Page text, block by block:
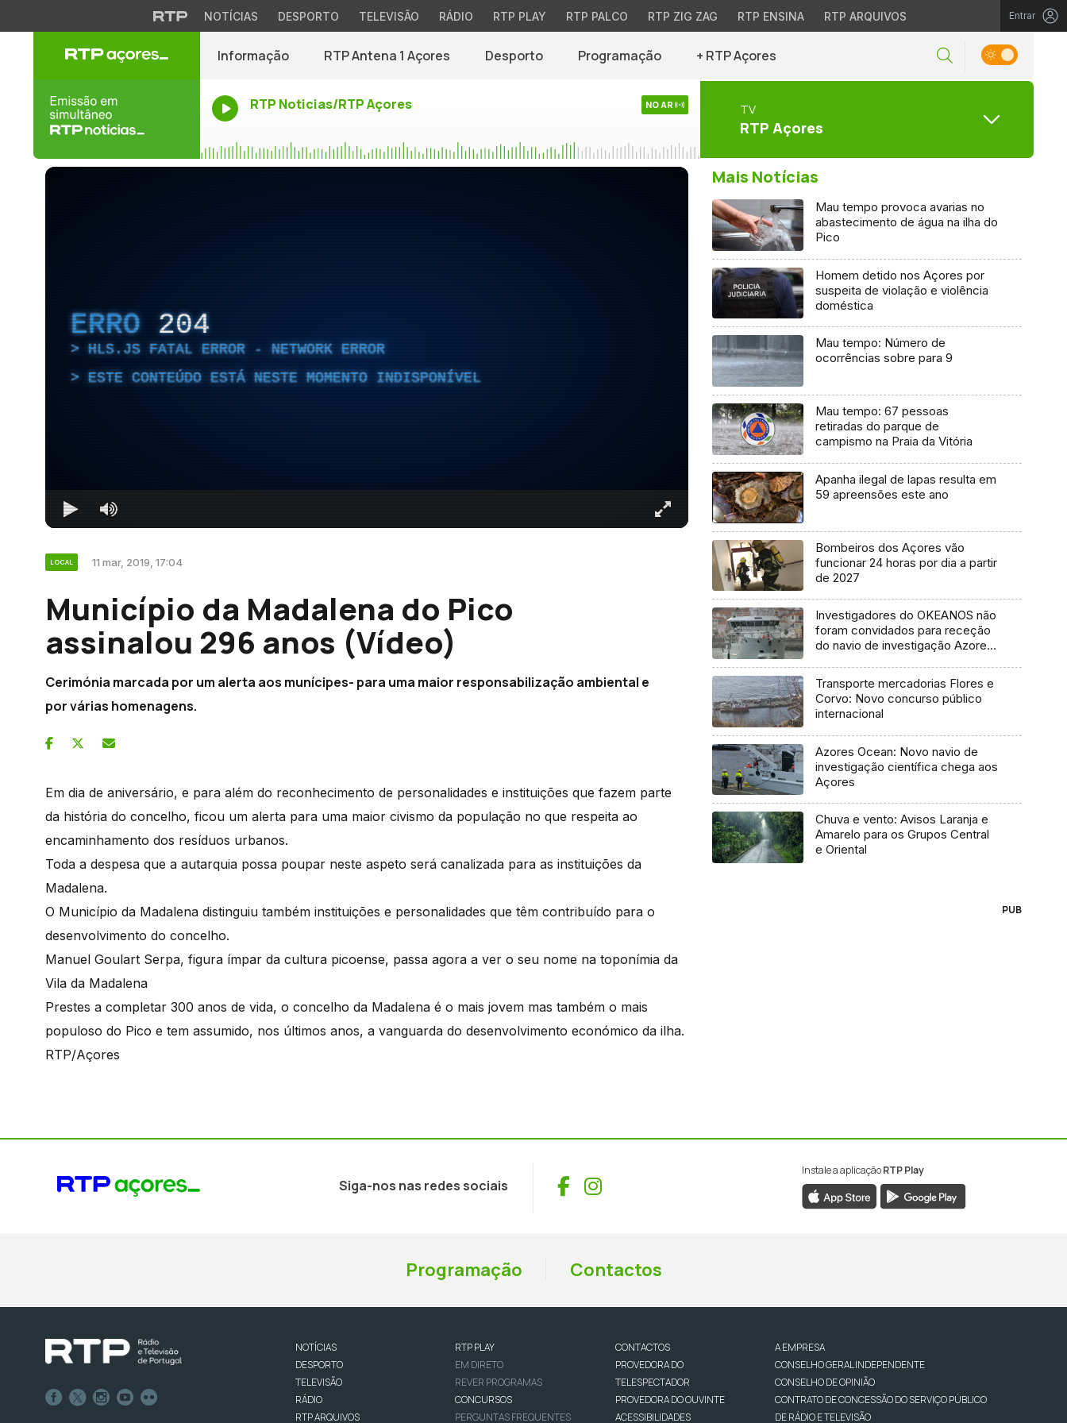
NOTÍCIAS DESPORTO TELEVISÃO RÁDIO RTP PLAY RTP PALCO RTP ZIG ZAG RTP ENSINA RTP ARQUIVOS Entrar
Informação RTP Antena 1 Açores Desporto Programação + RTP Açores
RTP Noticias/RTP Açores NO AR TV
RTP Açores
ERRO 204
HLS.JS FATAL ERROR - NETWORK ERROR
ESTE CONTEÚDO ESTÁ NESTE MOMENTO INDISPONÍVEL
LOCAL 11 mar, 2019, 17:04
Município da Madalena do Pico
assinalou 296 anos (Vídeo)
Cerimónia marcada por um alerta aos munícipes- para uma maior responsabilização ambiental e
por várias homenagens.
Em dia de aniversário, e para além do reconhecimento de personalidades e instituições que fazem parte
da história do concelho, ficou um alerta para uma maior civismo da população no que respeita ao
encaminhamento dos resíduos urbanos.
Toda a despesa que a autarquia possa poupar neste aspeto será canalizada para as instituições da
Madalena.
O Município da Madalena distinguiu também instituições e personalidades que têm contribuído para o
desenvolvimento do concelho.
Manuel Goulart Serpa, figura ímpar da cultura picoense, passa agora a ver o seu nome na toponímia da
Vila da Madalena
Prestes a completar 300 anos de vida, o concelho da Madalena é o mais jovem mas também o mais
populoso do Pico e tem assumido, nos últimos anos, a vanguarda do desenvolvimento económico da ilha.
RTP/Açores
Mais Notícias
Mau tempo provoca avarias no
abastecimento de água na ilha do
Pico
Homem detido nos Açores por
suspeita de violação e violência
doméstica
Mau tempo: Número de
ocorrências sobre para 9
Mau tempo: 67 pessoas
retiradas do parque de
campismo na Praia da Vitória
Apanha ilegal de lapas resulta em
59 apreensões este ano
Bombeiros dos Açores vão
funcionar 24 horas por dia a partir
de 2027
Investigadores do OKEANOS não
foram convidados para receção
do navio de investigação Azores
Transporte mercadorias Flores e
Corvo: Novo concurso público
internacional
Azores Ocean: Novo navio de
investigação científica chega aos
Açores
Chuva e vento: Avisos Laranja e
Amarelo para os Grupos Central
e Oriental
PUB
Siga-nos nas redes sociais Facebook
Instagram
Instale a aplicaçãoRTP Play
Programação Contactos
NOTÍCIAS
DESPORTO
TELEVISÃO
RÁDIO
RTP ARQUIVOS
RTP PLAY
EM DIRETO
REVER PROGRAMAS
CONCURSOS
PERGUNTAS FREQUENTES
CONTACTOS
PROVEDORA DO
TELESPECTADOR
PROVEDORA DO OUVINTE
ACESSIBILIDADES
A EMPRESA
CONSELHO GERAL INDEPENDENTE
CONSELHO DE OPINIÃO
CONTRATO DE CONCESSÃO DO SERVIÇO PÚBLICO
DE RÁDIO E TELEVISÃO